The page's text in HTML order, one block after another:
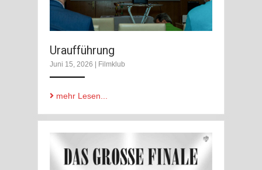
Uraufführung
Juni 15, 2026 Filmklub
mehr Lesen...